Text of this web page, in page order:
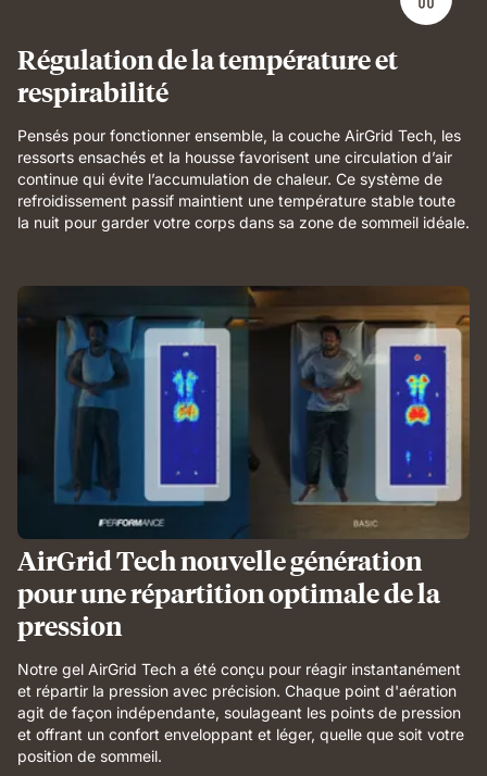
breathable
comfort.
Régulation de la température et
respirabilité
Pensés pour fonctionner ensemble, la couche AirGrid Tech, les
ressorts ensachés et la housse favorisent une circulation d’air
continue qui évite l’accumulation de chaleur. Ce système de
refroidissement passif maintient une température stable toute
la nuit pour garder votre corps dans sa zone de sommeil idéale.
AirGrid Tech nouvelle génération
pour une répartition optimale de la
pression
Notre gel AirGrid Tech a été conçu pour réagir instantanément
et répartir la pression avec précision. Chaque point d'aération
agit de façon indépendante, soulageant les points de pression
et offrant un confort enveloppant et léger, quelle que soit votre
position de sommeil.